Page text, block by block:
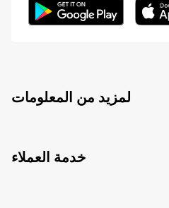
لمزيد من المعلومات
خدمة العملاء